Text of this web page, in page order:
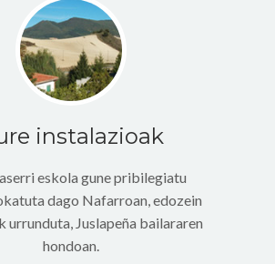
instalazioak
eskola gune pribilegiatu
dago Nafarroan, edozein
urrunduta, Juslapeña bailararen
hondoan.